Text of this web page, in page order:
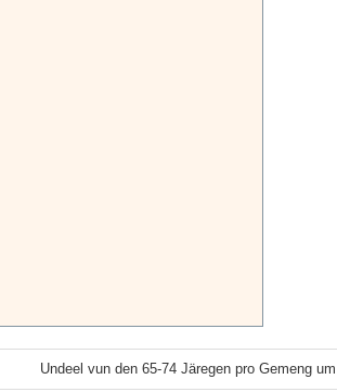
Undeel vun den 65-74 Järegen pro Gemeng